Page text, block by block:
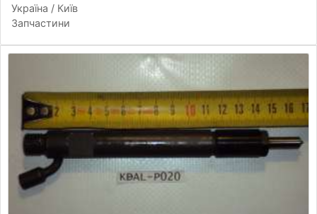
Україна / Київ
Запчастини